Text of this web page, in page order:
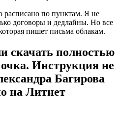
расписано по пунктам. Я не
договоры и дедлайны. Но все
пишет письма облакам.
скачать полностью
Инструкция не
Багирова
на Литнет